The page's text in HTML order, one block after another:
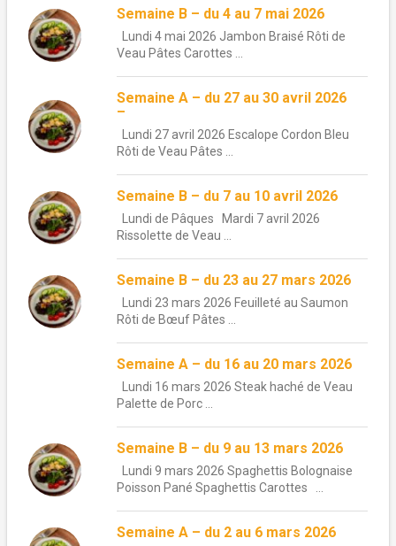
Semaine B – du 4 au 7 mai 2026
Lundi 4 mai 2026 Jambon Braisé Rôti de
Veau Pâtes Carottes ...
Semaine A – du 27 au 30 avril 2026
–
Lundi 27 avril 2026 Escalope Cordon Bleu
Rôti de Veau Pâtes ...
Semaine B – du 7 au 10 avril 2026
Lundi de Pâques Mardi 7 avril 2026
Rissolette de Veau ...
Semaine B – du 23 au 27 mars 2026
Lundi 23 mars 2026 Feuilleté au Saumon
Rôti de Bœuf Pâtes ...
Semaine A – du 16 au 20 mars 2026
Lundi 16 mars 2026 Steak haché de Veau
Palette de Porc ...
Semaine B – du 9 au 13 mars 2026
Lundi 9 mars 2026 Spaghettis Bolognaise
Poisson Pané Spaghettis Carottes ...
Semaine A – du 2 au 6 mars 2026